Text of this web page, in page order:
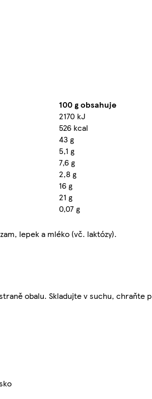
100 g obsahuje
2170 kJ
526 kcal
43 g
5,1 g
7,6 g
2,8 g
16 g
21 g
0,07 g
lepek a mléko (vč. laktózy).
obalu. Skladujte v suchu,